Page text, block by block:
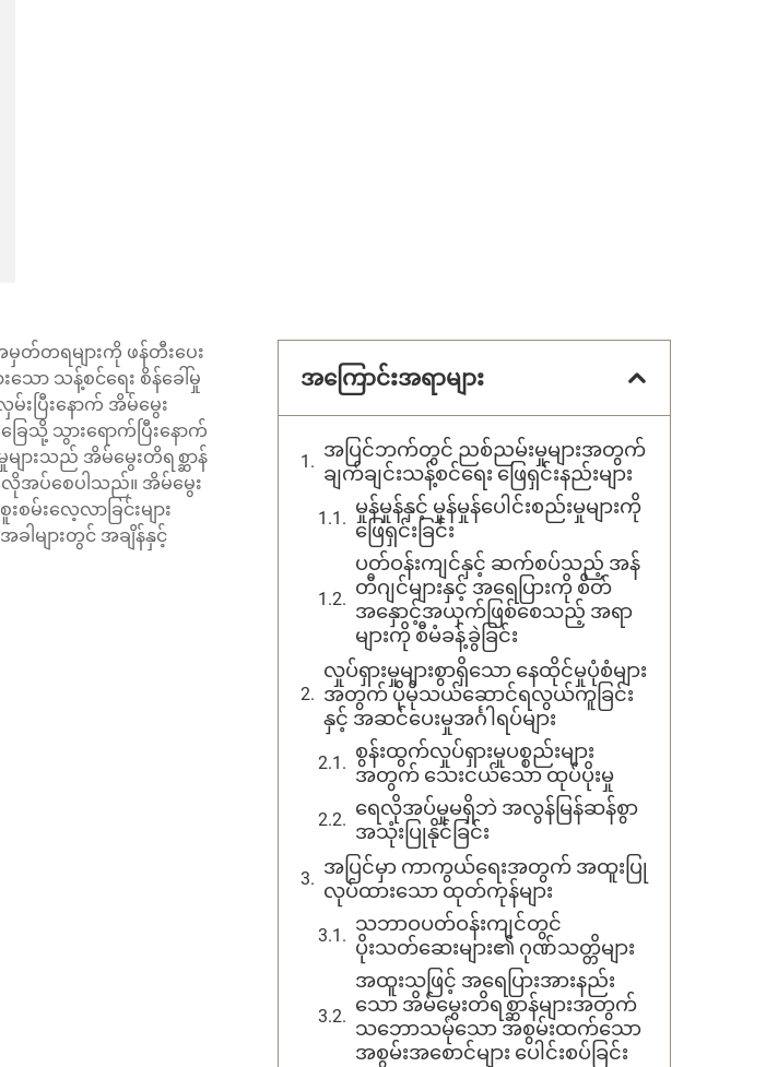
မှတ်တရများကို ဖန်တီးပေး
ော သန့်စင်ရေး စိန်ခေါ်မှု
းပြီးနောက် အိမ်မွေး
ခြေသို့ သွားရောက်ပြီးနောက်
များသည် အိမ်မွေးတိရစ္ဆာန်
လိုအပ်စေပါသည်။ အိမ်မွေး
မ်းလေ့လာခြင်းများ
ါများတွင် အချိန်နှင့်
အကြောင်းအရာများ
အပြင်ဘက်တွင် ညစ်ညမ်းမှုများအတွက်
ချက်ချင်းသန့်စင်ရေး ဖြေရှင်းနည်းများ
မှုန်မှုန်နှင့် မှုန်မှုန်ပေါင်းစည်းမှုများကို
ဖြေရှင်းခြင်း
ပတ်ဝန်းကျင်နှင့် ဆက်စပ်သည့် အန်
တီဂျင်များနှင့် အရေပြားကို စိတ်
အနှောင့်အယှက်ဖြစ်စေသည့် အရာ
များကို စီမံခန့်ခွဲခြင်း
လှုပ်ရှားမှုများစွာရှိသော နေထိုင်မှုပုံစံများ
အတွက် ပိုမိုသယ်ဆောင်ရလွယ်ကူခြင်း
နှင့် အဆင်ပေးမှုအင်္ဂါရပ်များ
စွန်းထွက်လှုပ်ရှားမှုပစ္စည်းများ
အတွက် သေးငယ်သော ထုပ်ပိုးမှု
ရေလိုအပ်မှုမရှိဘဲ အလွန်မြန်ဆန်စွာ
အသုံးပြုနိုင်ခြင်း
အပြင်မှာ ကာကွယ်ရေးအတွက် အထူးပြု
လုပ်ထားသော ထုတ်ကုန်များ
သဘာဝပတ်ဝန်းကျင်တွင်
ပိုးသတ်ဆေးများ၏ ဂုဏ်သတ္တိများ
အထူးသဖြင့် အရေပြားအားနည်း
သော အိမ်မွေးတိရစ္ဆာန်များအတွက်
သဘောသမ်ုံသော အစွမ်းထက်သော
အစွမ်းအစောင်များ ပေါင်းစပ်ခြင်း